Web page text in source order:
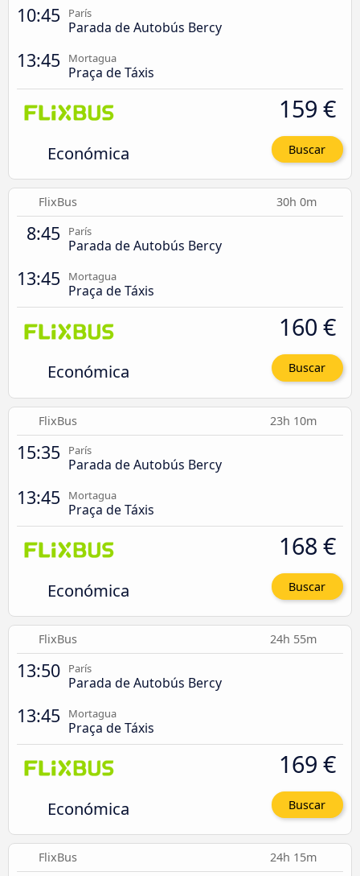
10:45 París
Parada de Autobús Bercy
13:45 Mortagua
Praça de Táxis
Económica
159 €
Buscar
FlixBus 30h 0m
8:45 París
Parada de Autobús Bercy
13:45 Mortagua
Praça de Táxis
Económica
160 €
Buscar
FlixBus 23h 10m
15:35 París
Parada de Autobús Bercy
13:45 Mortagua
Praça de Táxis
Económica
168 €
Buscar
FlixBus 24h 55m
13:50 París
Parada de Autobús Bercy
13:45 Mortagua
Praça de Táxis
Económica
169 €
Buscar
FlixBus 24h 15m